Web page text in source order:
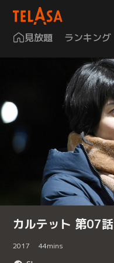
見放題 ランキング
カルテット 第07話
2017 44mins